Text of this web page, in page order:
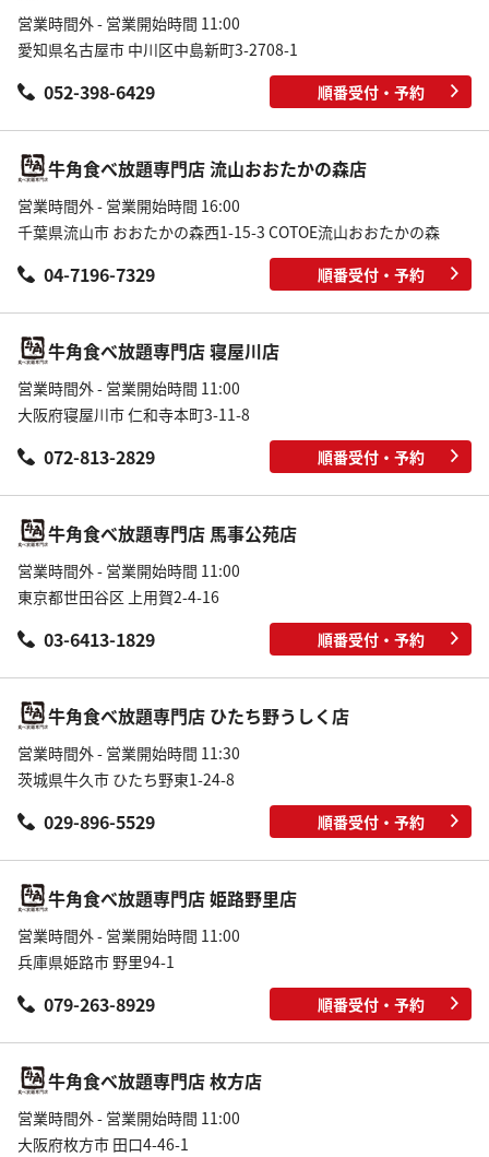
営業時間外 - 営業開始時間 11:00
愛知県名古屋市 中川区中島新町3-2708-1
052-398-6429 順番受付・予約
牛角食べ放題専門店 流山おおたかの森店
営業時間外 - 営業開始時間 16:00
千葉県流山市 おおたかの森西1-15-3 COTOE流山おおたかの森
04-7196-7329 順番受付・予約
牛角食べ放題専門店 寝屋川店
営業時間外 - 営業開始時間 11:00
大阪府寝屋川市 仁和寺本町3-11-8
072-813-2829 順番受付・予約
牛角食べ放題専門店 馬事公苑店
営業時間外 - 営業開始時間 11:00
東京都世田谷区 上用賀2-4-16
03-6413-1829 順番受付・予約
牛角食べ放題専門店 ひたち野うしく店
営業時間外 - 営業開始時間 11:30
茨城県牛久市 ひたち野東1-24-8
029-896-5529 順番受付・予約
牛角食べ放題専門店 姫路野里店
営業時間外 - 営業開始時間 11:00
兵庫県姫路市 野里94-1
079-263-8929 順番受付・予約
牛角食べ放題専門店 枚方店
営業時間外 - 営業開始時間 11:00
大阪府枚方市 田口4-46-1